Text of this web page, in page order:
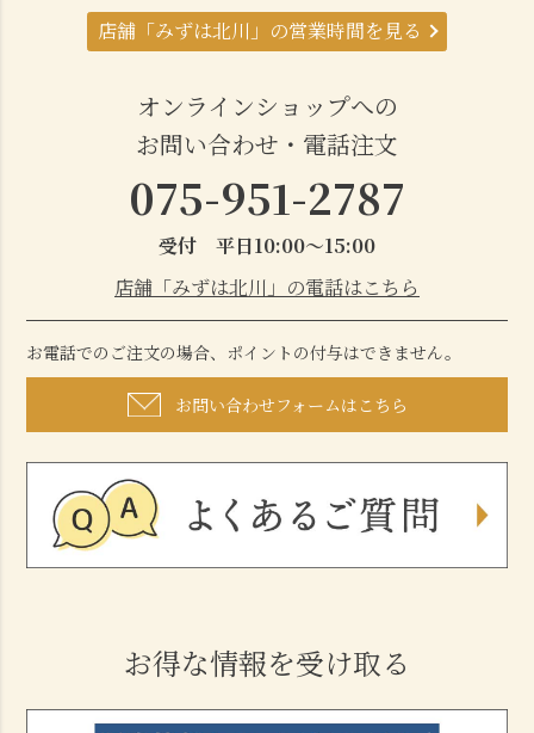
店舗「みずは北川」の営業時間を見る
オンラインショップへの
お問い合わせ・電話注文
075-951-2787
受付 平日10:00～15:00
店舗「みずは北川」の電話はこちら
お電話でのご注文の場合、ポイントの付与はできません。
お問い合わせフォームはこちら
お得な情報を受け取る